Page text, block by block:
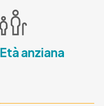
Età anziana